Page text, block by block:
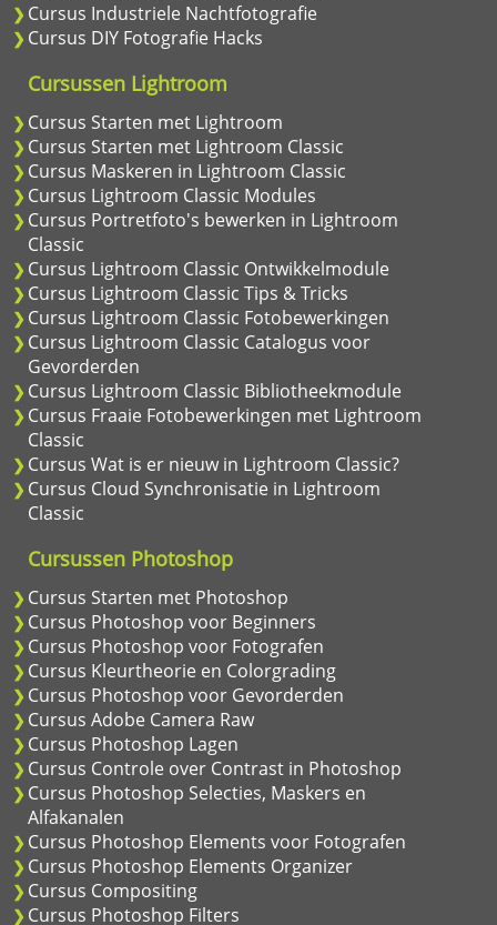
Cursus Industriele Nachtfotografie
Cursus DIY Fotografie Hacks
Cursussen Lightroom
Cursus Starten met Lightroom
Cursus Starten met Lightroom Classic
Cursus Maskeren in Lightroom Classic
Cursus Lightroom Classic Modules
Cursus Portretfoto's bewerken in Lightroom
Classic
Cursus Lightroom Classic Ontwikkelmodule
Cursus Lightroom Classic Tips & Tricks
Cursus Lightroom Classic Fotobewerkingen
Cursus Lightroom Classic Catalogus voor
Gevorderden
Cursus Lightroom Classic Bibliotheekmodule
Cursus Fraaie Fotobewerkingen met Lightroom
Classic
Cursus Wat is er nieuw in Lightroom Classic?
Cursus Cloud Synchronisatie in Lightroom
Classic
Cursussen Photoshop
Cursus Starten met Photoshop
Cursus Photoshop voor Beginners
Cursus Photoshop voor Fotografen
Cursus Kleurtheorie en Colorgrading
Cursus Photoshop voor Gevorderden
Cursus Adobe Camera Raw
Cursus Photoshop Lagen
Cursus Controle over Contrast in Photoshop
Cursus Photoshop Selecties, Maskers en
Alfakanalen
Cursus Photoshop Elements voor Fotografen
Cursus Photoshop Elements Organizer
Cursus Compositing
Cursus Photoshop Filters